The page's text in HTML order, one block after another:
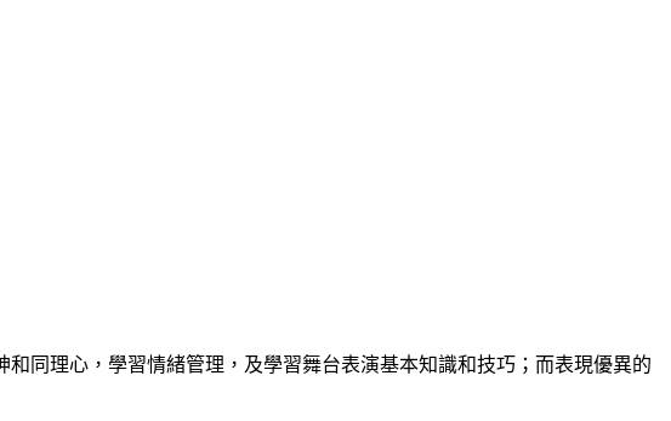
同理心，學習情緒管理，及學習舞台表演基本知識和技巧；而表現優異的